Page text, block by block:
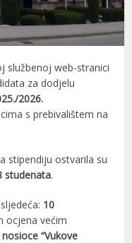
službenoj web-stranici
za dodjelu
2026.
s prebivalištem na
stipendiju ostvarila su
studenata.
10
ocjena većim
“Vukove